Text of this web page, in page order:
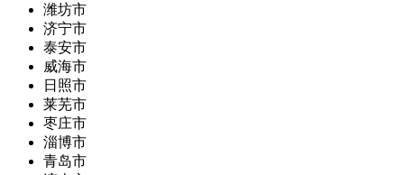
潍坊市
济宁市
泰安市
威海市
日照市
莱芜市
枣庄市
淄博市
青岛市